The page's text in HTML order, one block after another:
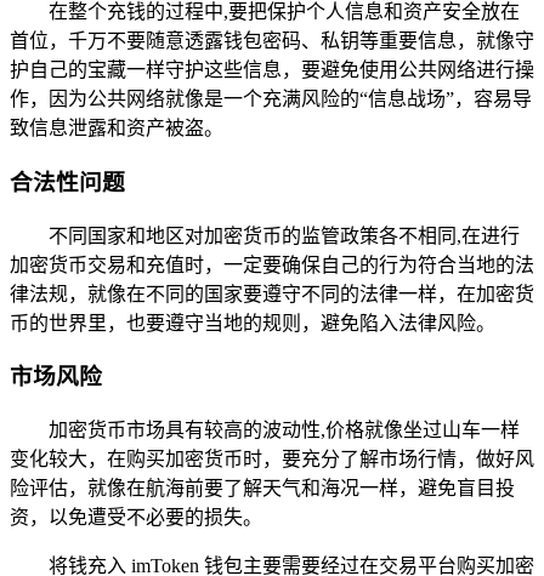
在整个充钱的过程中,要把保护个人信息和资产安全放在
首位，千万不要随意透露钱包密码、私钥等重要信息，就像守
护自己的宝藏一样守护这些信息，要避免使用公共网络进行操
作，因为公共网络就像是一个充满风险的“信息战场”，容易导
致信息泄露和资产被盗。
合法性问题
不同国家和地区对加密货币的监管政策各不相同,在进行
加密货币交易和充值时，一定要确保自己的行为符合当地的法
律法规，就像在不同的国家要遵守不同的法律一样，在加密货
币的世界里，也要遵守当地的规则，避免陷入法律风险。
市场风险
加密货币市场具有较高的波动性,价格就像坐过山车一样
变化较大，在购买加密货币时，要充分了解市场行情，做好风
险评估，就像在航海前要了解天气和海况一样，避免盲目投
资，以免遭受不必要的损失。
将钱充入 imToken 钱包主要需要经过在交易平台购买加密